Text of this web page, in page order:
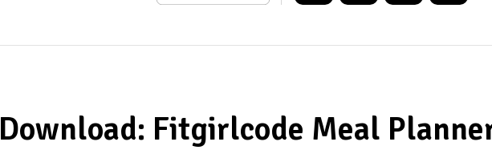
Download: Fitgirlcode Meal